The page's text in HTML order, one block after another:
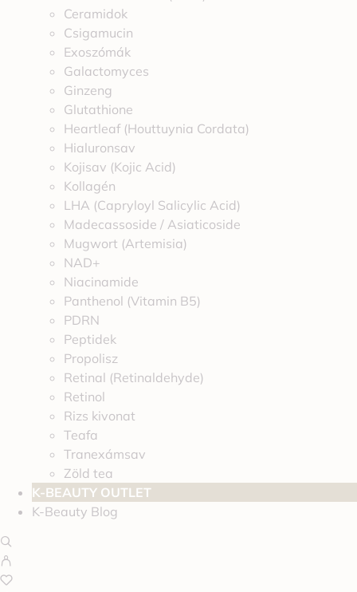
Ceramidok
Csigamucin
Exoszómák
Galactomyces
Ginzeng
Glutathione
Heartleaf (Houttuynia Cordata)
Hialuronsav
Kojisav (Kojic Acid)
Kollagén
LHA (Capryloyl Salicylic Acid)
Madecassoside / Asiaticoside
Mugwort (Artemisia)
NAD+
Niacinamide
Panthenol (Vitamin B5)
PDRN
Peptidek
Propolisz
Retinal (Retinaldehyde)
Retinol
Rizs kivonat
Teafa
Tranexámsav
Zöld tea
K-BEAUTY OUTLET
K-Beauty Blog